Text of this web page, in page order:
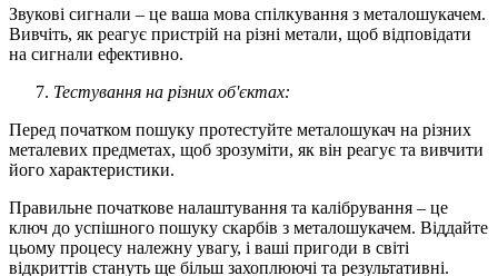
Звукові сигнали – це ваша мова спілкування з металошукачем.
Вивчіть, як реагує пристрій на різні метали, щоб відповідати
на сигнали ефективно.
Тестування на різних об'єктах:
Перед початком пошуку протестуйте металошукач на різних
металевих предметах, щоб зрозуміти, як він реагує та вивчити
його характеристики.
Правильне початкове налаштування та калібрування – це
ключ до успішного пошуку скарбів з металошукачем. Віддайте
цьому процесу належну увагу, і ваші пригоди в світі
відкриттів стануть ще більш захоплюючі та результативні.